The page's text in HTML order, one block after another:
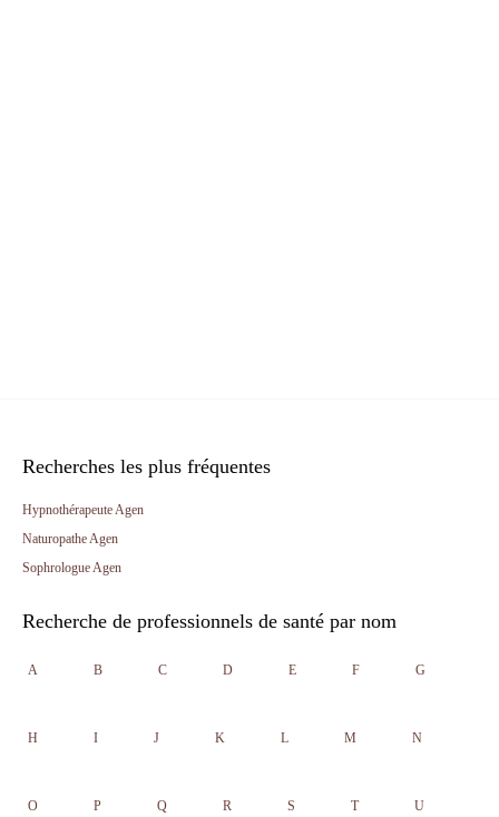
Recherches les plus fréquentes
Hypnothérapeute Agen
Naturopathe Agen
Sophrologue Agen
Recherche de professionnels de santé par nom
A B C D E F G
H I J K L M N
O P Q R S T U